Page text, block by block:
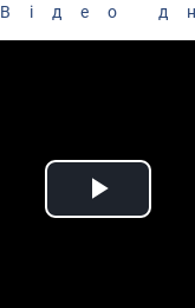
Відео
Play